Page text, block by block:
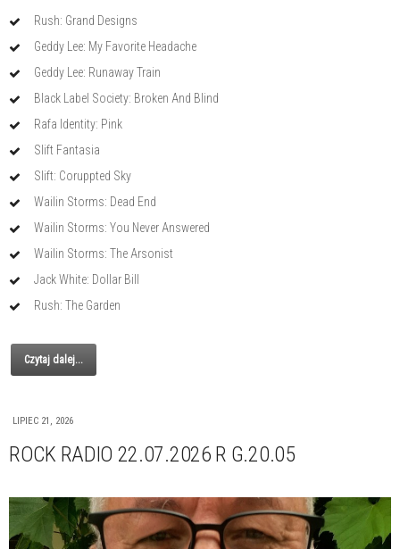
Rush: Grand Designs
Geddy Lee: My Favorite Headache
Geddy Lee: Runaway Train
Black Label Society: Broken And Blind
Rafa Identity: Pink
Slift Fantasia
Slift: Coruppted Sky
Wailin Storms: Dead End
Wailin Storms: You Never Answered
Wailin Storms: The Arsonist
Jack White: Dollar Bill
Rush: The Garden
Czytaj dalej...
LIPIEC 21, 2026
ROCK RADIO 22.07.2026 R G.20.05